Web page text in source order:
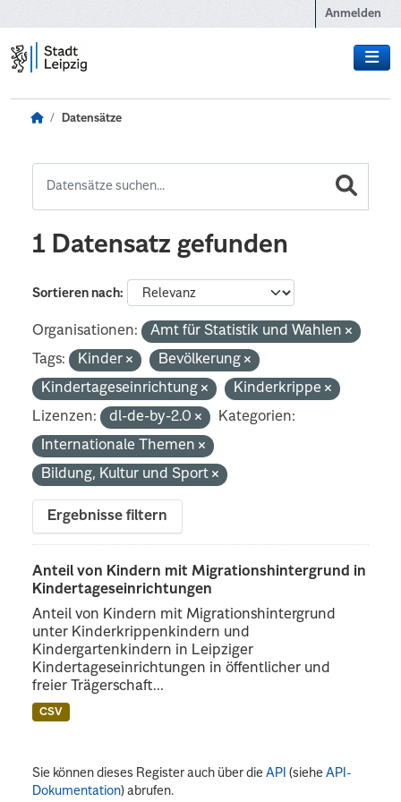
Anmelden
Datensätze
1 Datensatz gefunden
Sortieren nach
Organisationen:
Amt für Statistik und Wahlen
Tags:
Kinder
Bevölkerung
Kindertageseinrichtung
Kinderkrippe
Lizenzen:
dl-de-by-2.0
Kategorien:
Internationale Themen
Bildung, Kultur und Sport
Ergebnisse filtern
Anteil von Kindern mit Migrationshintergrund in
Kindertageseinrichtungen
Anteil von Kindern mit Migrationshintergrund
unter Kinderkrippenkindern und
Kindergartenkindern in Leipziger
Kindertageseinrichtungen in öffentlicher und
freier Trägerschaft...
CSV
Sie können dieses Register auch über dieAPI (sieheAPI-
Dokumentation) abrufen.